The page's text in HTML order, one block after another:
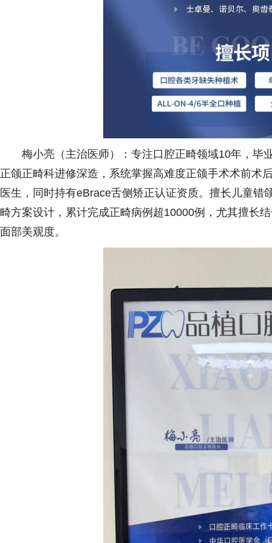
梅小亮（主治医师）：专注口腔正畸领域10年，毕
正颌正畸科进修深造，系统掌握高难度正颌手术术前术
医生，同时持有eBrace舌侧矫正认证资质。擅长儿童
畸方案设计，累计完成正畸病例超10000例，尤其擅长
面部美观度。